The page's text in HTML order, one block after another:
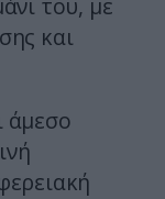
του, με
και
άμεσο